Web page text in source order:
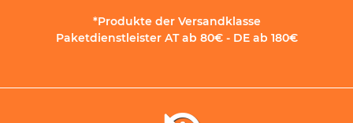
*Produkte der Versandklasse
Paketdienstleister AT ab 80€ - DE ab 180€